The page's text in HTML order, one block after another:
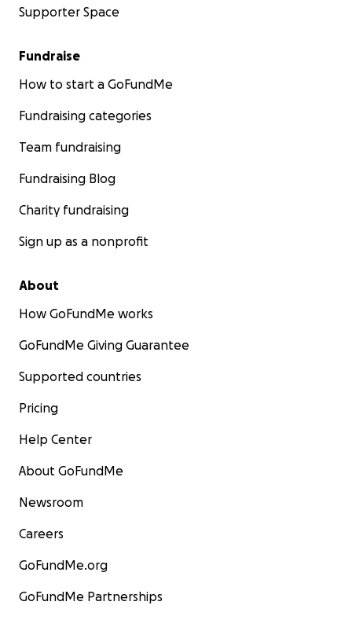
Supporter Space
Fundraise
How to start a GoFundMe
Fundraising categories
Team fundraising
Fundraising Blog
Charity fundraising
Sign up as a nonprofit
About
How GoFundMe works
GoFundMe Giving Guarantee
Supported countries
Pricing
Help Center
About GoFundMe
Newsroom
Careers
GoFundMe.org
GoFundMe Partnerships